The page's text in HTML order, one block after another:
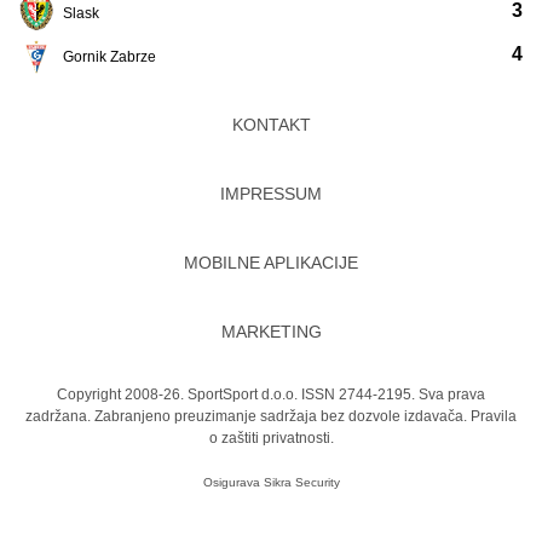
Slask
Gornik Zabrze
3
4
KONTAKT
IMPRESSUM
MOBILNE APLIKACIJE
MARKETING
Copyright 2008-26. SportSport d.o.o. ISSN 2744-2195. Sva prava
zadržana. Zabranjeno preuzimanje sadržaja bez dozvole izdavača. Pravila
o zaštiti privatnosti.
Osigurava Sikra Security